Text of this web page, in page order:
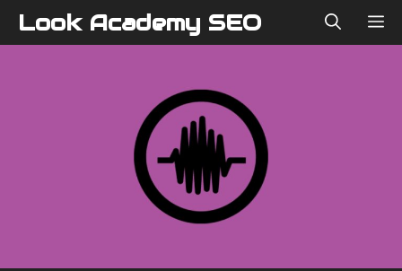
SkipLook Academy SEO